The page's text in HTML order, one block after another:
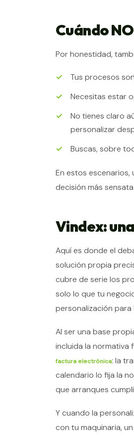
Cuándo
Por honestidad,
Tus procesos
Necesitas estar
No tienes claro
personalizar
Buscas, sobre
En estos escenarios,
decisión más
Vindex:
Aquí es donde el
solución propia
cubre de serie los
solo lo que tu
personalización
Al ser una base
incluida la normativa
factura electrónica: la
calendario lo fija la
que arranques
Y cuando la
con tu maquinaria,